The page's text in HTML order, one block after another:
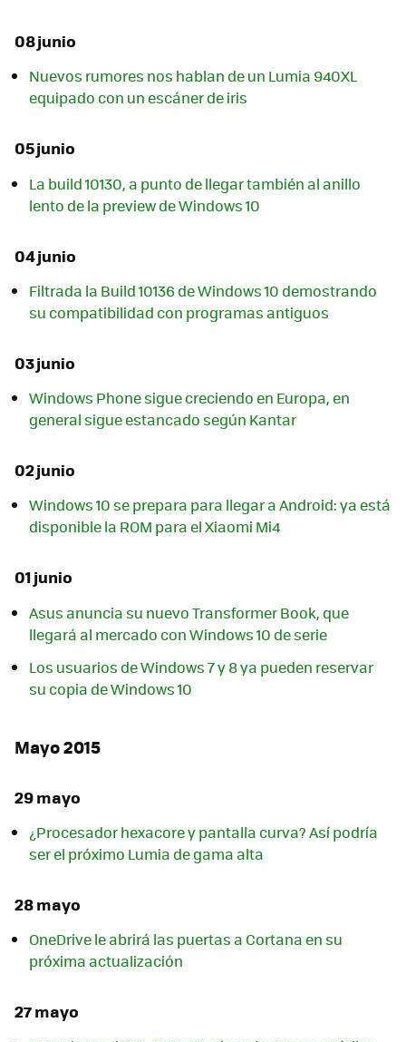
08 junio
Nuevos rumores nos hablan de un Lumia 940XL
equipado con un escáner de iris
05 junio
La build 10130, a punto de llegar también al anillo
lento de la preview de Windows 10
04 junio
Filtrada la Build 10136 de Windows 10 demostrando
su compatibilidad con programas antiguos
03 junio
Windows Phone sigue creciendo en Europa, en
general sigue estancado según Kantar
02 junio
Windows 10 se prepara para llegar a Android: ya está
disponible la ROM para el Xiaomi Mi4
01 junio
Asus anuncia su nuevo Transformer Book, que
llegará al mercado con Windows 10 de serie
Los usuarios de Windows 7 y 8 ya pueden reservar
su copia de Windows 10
Mayo 2015
29 mayo
¿Procesador hexacore y pantalla curva? Así podría
ser el próximo Lumia de gama alta
28 mayo
OneDrive le abrirá las puertas a Cortana en su
próxima actualización
27 mayo